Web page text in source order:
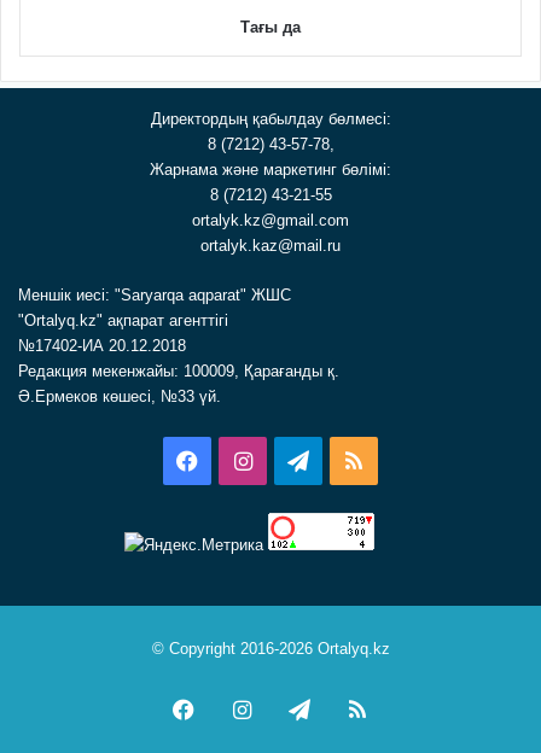
Тағы да
Директордың қабылдау бөлмесі:
8 (7212) 43-57-78,
Жарнама және маркетинг бөлімі:
8 (7212) 43-21-55
ortalyk.kz@gmail.com
ortalyk.kaz@mail.ru
Меншік иесі: "Saryarqa aqparat" ЖШС
"Ortalyq.kz" ақпарат агенттігі
№17402-ИА 20.12.2018
Редакция мекенжайы: 100009, Қарағанды қ.
Ә.Ермеков көшесі, №33 үй.
FacebookInstagramTelegram
© Copyright 2016-2026 Ortalyq.kz
FacebookInstagramTelegram